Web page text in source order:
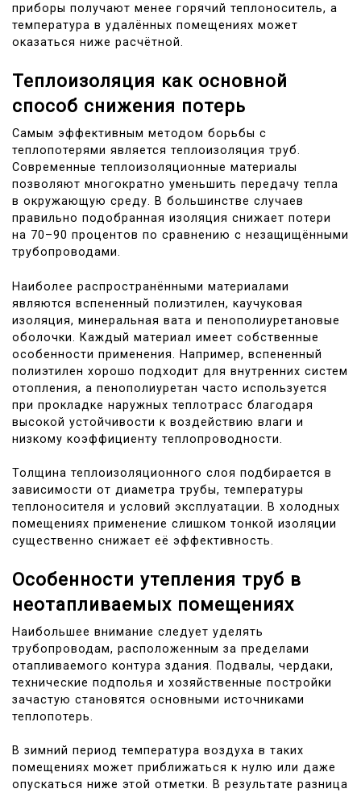
приборы получают менее горячий теплоноситель, а
температура в удалённых помещениях может
оказаться ниже расчётной.
Теплоизоляция как основной
способ снижения потерь
Самым эффективным методом борьбы с
теплопотерями является теплоизоляция труб.
Современные теплоизоляционные материалы
позволяют многократно уменьшить передачу тепла
в окружающую среду. В большинстве случаев
правильно подобранная изоляция снижает потери
на 70–90 процентов по сравнению с незащищёнными
трубопроводами.
Наиболее распространёнными материалами
являются вспененный полиэтилен, каучуковая
изоляция, минеральная вата и пенополиуретановые
оболочки. Каждый материал имеет собственные
особенности применения. Например, вспененный
полиэтилен хорошо подходит для внутренних систем
отопления, а пенополиуретан часто используется
при прокладке наружных теплотрасс благодаря
высокой устойчивости к воздействию влаги и
низкому коэффициенту теплопроводности.
Толщина теплоизоляционного слоя подбирается в
зависимости от диаметра трубы, температуры
теплоносителя и условий эксплуатации. В холодных
помещениях применение слишком тонкой изоляции
существенно снижает её эффективность.
Особенности утепления труб в
неотапливаемых помещениях
Наибольшее внимание следует уделять
трубопроводам, расположенным за пределами
отапливаемого контура здания. Подвалы, чердаки,
технические подполья и хозяйственные постройки
зачастую становятся основными источниками
теплопотерь.
В зимний период температура воздуха в таких
помещениях может приближаться к нулю или даже
опускаться ниже этой отметки. В результате разница